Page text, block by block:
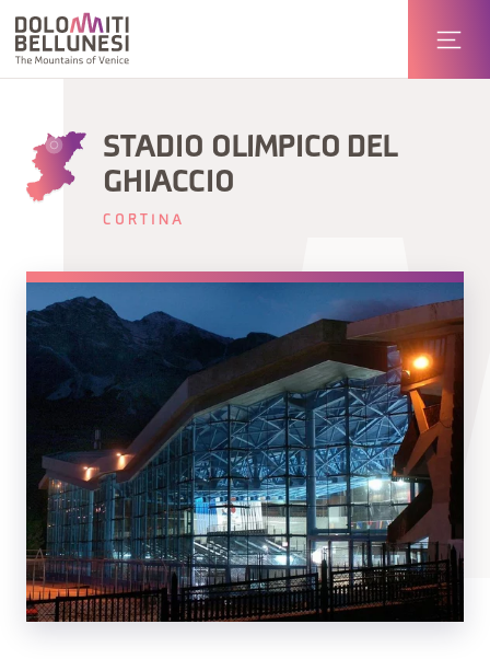
STADIO OLIMPICO DEL
GHIACCIO
CORTINA